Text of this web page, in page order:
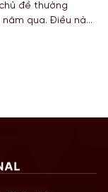
đề thường
qua. Điều này
trên những bước